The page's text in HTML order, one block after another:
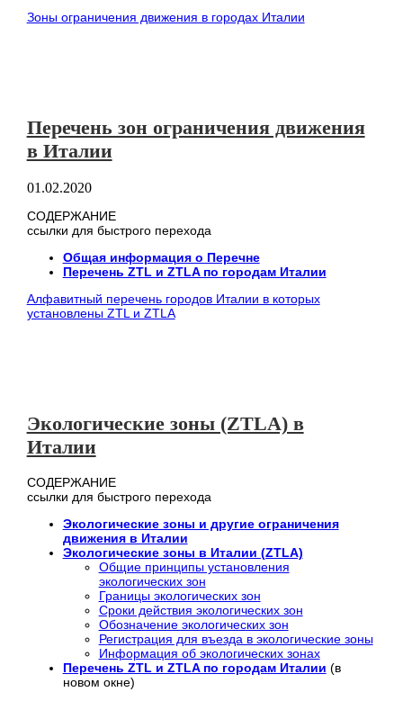
Зоны ограничения движения в городах Италии
Перечень зон ограничения движения
в Италии
01.02.2020
СОДЕРЖАНИЕ
ссылки для быстрого перехода
Общая информация о Перечне
Перечень ZTL и ZTLA по городам Италии
Алфавитный перечень городов Италии в которых
установлены ZTL и ZTLA
Экологические зоны (ZTLA) в
Италии
СОДЕРЖАНИЕ
ссылки для быстрого перехода
Экологические зоны и другие ограничения
движения в Италии
Экологические зоны в Италии (ZTLA)
Общие принципы установления
экологических зон
Границы экологических зон
Сроки действия экологических зон
Обозначение экологических зон
Регистрация для въезда в экологические зоны
Информация об экологических зонах
Перечень ZTL и ZTLA по городам Италии (в
новом окне)